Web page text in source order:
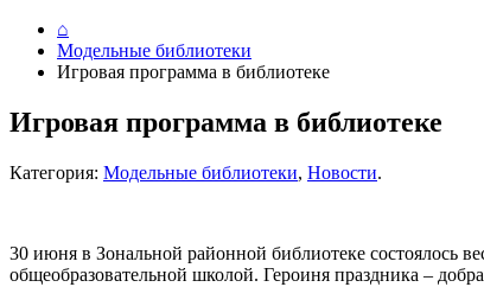
⌂
Модельные библиотеки
Игровая программа в библиотеке
Игровая программа в библиотеке
Категория: Модельные библиотеки, Новости.
30 июня в Зональной районной библиотеке состоялось
общеобразовательной школой. Героиня праздника –